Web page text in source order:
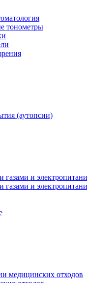
тонометры
(аутопсии)
газами и
газами и
медицинских отходов